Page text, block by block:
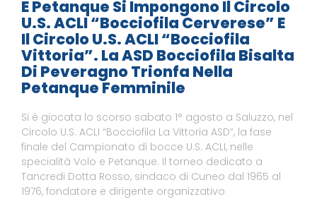
E Petanque Si Impongono Il Circolo
U.S. ACLI “Bocciofila Cerverese” E
Il Circolo U.S. ACLI “Bocciofila
Vittoria”. La ASD Bocciofila Bisalta
Di Peveragno Trionfa Nella
Petanque Femminile
Si è giocata lo scorso sabato 1° agosto a Saluzzo, nel
Circolo U.S. ACLI “Bocciofila La Vittoria ASD”, la fase
finale del Campionato di bocce U.S. ACLI, nelle
specialità Volo e Petanque. Il torneo dedicato a
Tancredi Dotta Rosso, sindaco di Cuneo dal 1965 al
1976, fondatore e dirigente organizzativo